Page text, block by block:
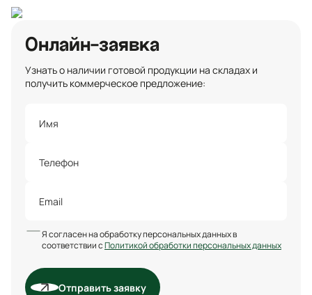
Онлайн-заявка
Узнать о наличии готовой продукции на складах и
получить коммерческое предложение:
Я согласен на обработку персональных данных в
соответствии сПолитикой обработки персональных данных
Отправить заявку